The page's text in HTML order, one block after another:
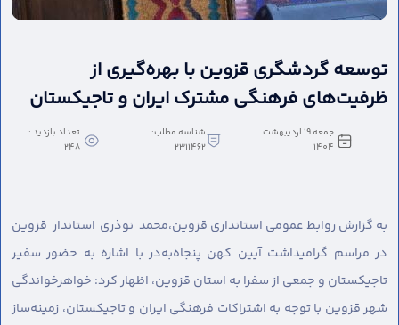
توسعه گردشگری قزوین با بهره‌گیری از
ظرفیت‌های فرهنگی مشترک ایران و تاجیکستان
جمعه 19 اردیبهشت
1404
شناسه مطلب:
2311462
تعداد بازدید :
248
به گزارش روابط عمومی استانداری قزوین،محمد نوذری استاندار قزوین
در مراسم گرامیداشت آیین کهن پنجاه‌به‌در با اشاره به حضور سفیر
تاجیکستان و جمعی از سفرا به استان قزوین، اظهار کرد: خواهرخواندگی
شهر قزوین با توجه به اشتراکات فرهنگی ایران و تاجیکستان، زمینه‌ساز